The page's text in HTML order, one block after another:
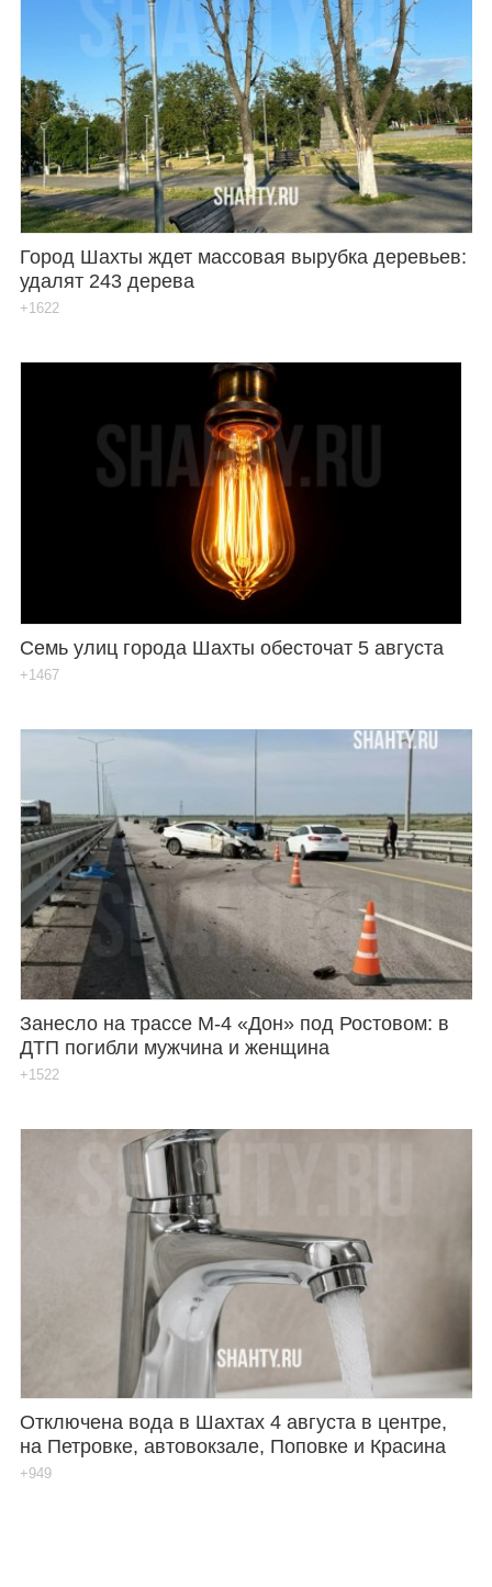
Город Шахты ждет массовая вырубка деревьев:
удалят 243 дерева
+1622
Семь улиц города Шахты обесточат 5 августа
+1467
Занесло на трассе М-4 «Дон» под Ростовом: в
ДТП погибли мужчина и женщина
+1522
Отключена вода в Шахтах 4 августа в центре,
на Петровке, автовокзале, Поповке и Красина
+949